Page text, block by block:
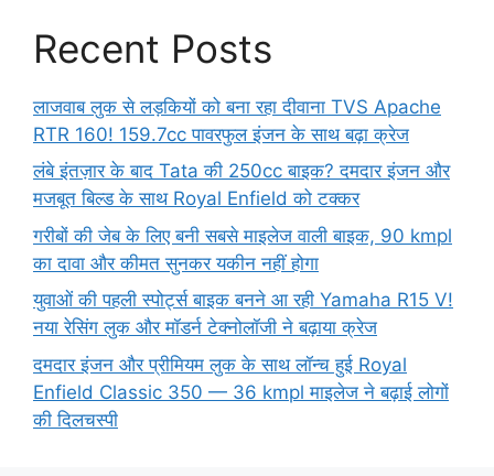
Recent Posts
लाजवाब लुक से लड़कियों को बना रहा दीवाना TVS Apache
RTR 160! 159.7cc पावरफुल इंजन के साथ बढ़ा क्रेज
लंबे इंतज़ार के बाद Tata की 250cc बाइक? दमदार इंजन और
मजबूत बिल्ड के साथ Royal Enfield को टक्कर
गरीबों की जेब के लिए बनी सबसे माइलेज वाली बाइक, 90 kmpl
का दावा और कीमत सुनकर यकीन नहीं होगा
युवाओं की पहली स्पोर्ट्स बाइक बनने आ रही Yamaha R15 V!
नया रेसिंग लुक और मॉडर्न टेक्नोलॉजी ने बढ़ाया क्रेज
दमदार इंजन और प्रीमियम लुक के साथ लॉन्च हुई Royal
Enfield Classic 350 — 36 kmpl माइलेज ने बढ़ाई लोगों
की दिलचस्पी